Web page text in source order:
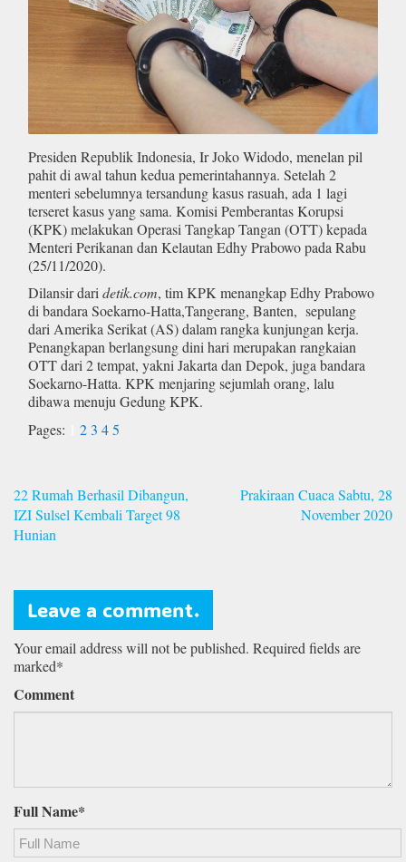
Presiden Republik Indonesia, Ir Joko Widodo, menelan pil
pahit di awal tahun kedua pemerintahannya. Setelah 2
menteri sebelumnya tersandung kasus rasuah, ada 1 lagi
terseret kasus yang sama. Komisi Pemberantas Korupsi
(KPK) melakukan Operasi Tangkap Tangan (OTT) kepada
Menteri Perikanan dan Kelautan Edhy Prabowo pada Rabu
(25/11/2020).
Dilansir dari detik.com, tim KPK menangkap Edhy Prabowo
di bandara Soekarno-Hatta,Tangerang, Banten, sepulang
dari Amerika Serikat (AS) dalam rangka kunjungan kerja.
Penangkapan berlangsung dini hari merupakan rangkaian
OTT dari 2 tempat, yakni Jakarta dan Depok, juga bandara
Soekarno-Hatta. KPK menjaring sejumlah orang, lalu
dibawa menuju Gedung KPK.
Pages:
23 45
Navigasi
pos
22 Rumah Berhasil Dibangun,
IZI Sulsel Kembali Target 98
Hunian
Prakiraan Cuaca Sabtu, 28
November 2020
Leave a comment.
Your email address will not be published. Required fields are
marked*
Comment
Full Name*